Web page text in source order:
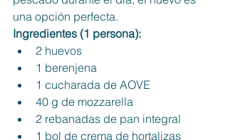
una opción perfecta.
Ingredientes (1 persona):
2 huevos
1 berenjena
1 cucharada de AOVE
40 g de mozzarella
2 rebanadas de pan integral
1 bol de crema de hortalizas